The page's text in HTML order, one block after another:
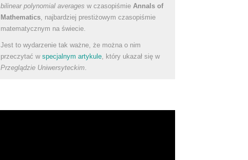
bilinear polynomial averages w czasopiśmie Annals of
Mathematics , najbardziej prestiżowym czasopiśmie
matematycznym na świecie.
Jest to wydarzenie tak ważne, że można o nim
przeczytać w specjalnym artykule, który ukazał się w
Przeglądzie Uniwersyteckim.